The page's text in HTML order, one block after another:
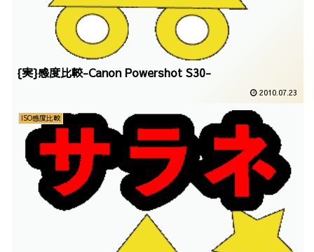
{実}感度比較-Canon Powershot S30-
2010.07.23
ISO感度比較